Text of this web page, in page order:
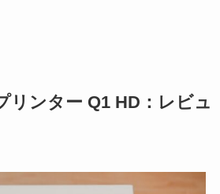
リンター Q1 HD：レビュ